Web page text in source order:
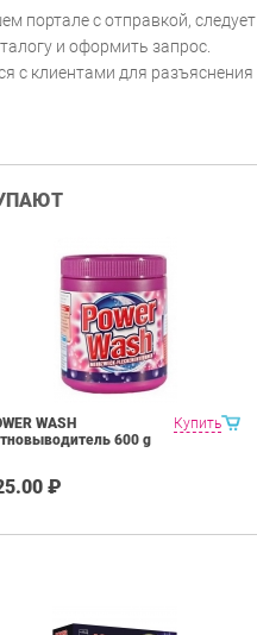
портале с отправкой, следует
и оформить запрос.
с клиентами для разъяснения
Купить
WASH
600 g
₽